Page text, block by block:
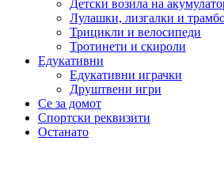
Детски возила на
Лулашки, лизгалки и
Трицикли и велосипеди
Тротинети и скироли
Едукативни
Едукативни играчки
Друштвени игри
Се за домот
Спортски реквизити
Останато